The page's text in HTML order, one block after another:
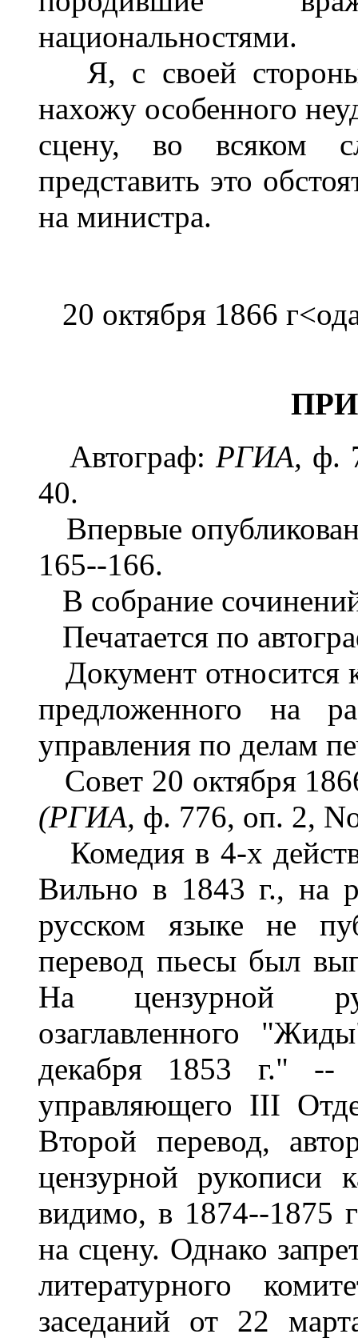
национальностями.
Я, с своей
нахожу особенного
сцену, во всяком
представить это
на министра.
20 октября 1866
Автограф:РГИА, ф.
40.
Впервые
165--166.
В собрание
Печатается по
Документ относится
предложенного на
управления по делам
Совет 20 октября
(РГИА, ф. 776, оп. 2,
Комедия в 4-х
Вильно в 1843 г., на
русском языке не
перевод пьесы был
На цензурной
озаглавленного
декабря 1853 г."
управляющего III
Второй перевод,
цензурной
видимо, в 1874--1875
на сцену. Однако
литературного
заседаний от 22